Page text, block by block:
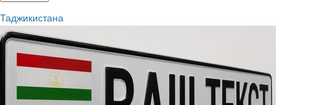
Таджикистана